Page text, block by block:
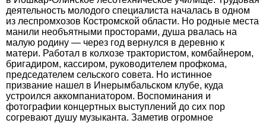
деятельность молодого специалиста началась в одном
из леспромхозов Костромской области. Но родные места
манили необъятными просторами, душа рвалась на
малую родину — через год вернулся в деревню к
матери. Работал в колхозе трактористом, комбайнером,
бригадиром, кассиром, руководителем профкома,
председателем сельского совета. Но истинное
призвание нашел в Инерымбальском клубе, куда
устроился аккомпаниатором. Воспоминания и
фотографии концертных выступлений до сих пор
согревают душу музыканта. Заметив огромное